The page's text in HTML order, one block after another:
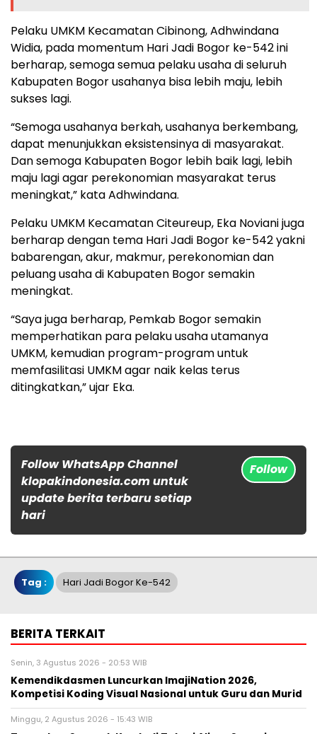
Pelaku UMKM Kecamatan Cibinong, Adhwindana
Widia, pada momentum Hari Jadi Bogor ke-542 ini
berharap, semoga semua pelaku usaha di seluruh
Kabupaten Bogor usahanya bisa lebih maju, lebih
sukses lagi.
“Semoga usahanya berkah, usahanya berkembang,
dapat menunjukkan eksistensinya di masyarakat.
Dan semoga Kabupaten Bogor lebih baik lagi, lebih
maju lagi agar perekonomian masyarakat terus
meningkat,” kata Adhwindana.
Pelaku UMKM Kecamatan Citeureup, Eka Noviani juga
berharap dengan tema Hari Jadi Bogor ke-542 yakni
babarengan, akur, makmur, perekonomian dan
peluang usaha di Kabupaten Bogor semakin
meningkat.
“Saya juga berharap, Pemkab Bogor semakin
memperhatikan para pelaku usaha utamanya
UMKM, kemudian program-program untuk
memfasilitasi UMKM agar naik kelas terus
ditingkatkan,” ujar Eka.
Follow WhatsApp Channel
klopakindonesia.com untuk
update berita terbaru setiap
hari
Follow
Tag : Hari Jadi Bogor Ke-542
BERITA TERKAIT
Senin, 3 Agustus 2026 - 20:53 WIB
Kemendikdasmen Luncurkan ImajiNation 2026,
Kompetisi Koding Visual Nasional untuk Guru dan Murid
Minggu, 2 Agustus 2026 - 15:43 WIB